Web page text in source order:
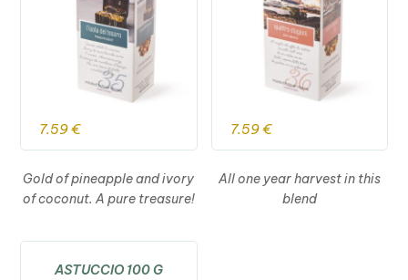
7.59€
Gold of pineapple and ivory
of coconut. A pure treasure!
7.59€
All one year harvest in this
blend
ASTUCCIO 100 G